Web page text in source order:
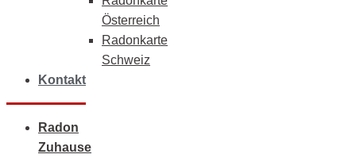
Österreich
Radonkarte
Schweiz
Kontakt
Radon
Zuhause